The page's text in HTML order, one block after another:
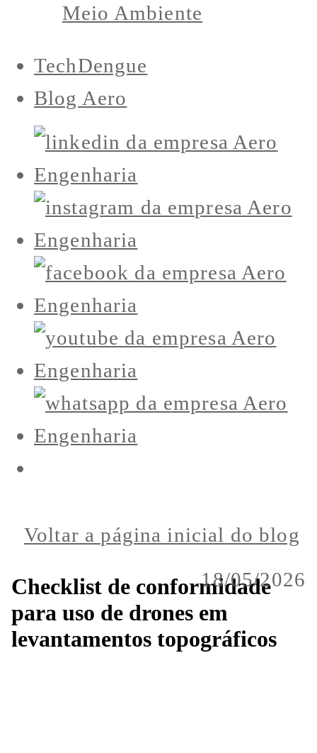
Meio Ambiente
TechDengue
Blog Aero
18/05/2026
Voltar a página inicial do blog
Checklist de conformidade
para uso de drones em
levantamentos topográficos